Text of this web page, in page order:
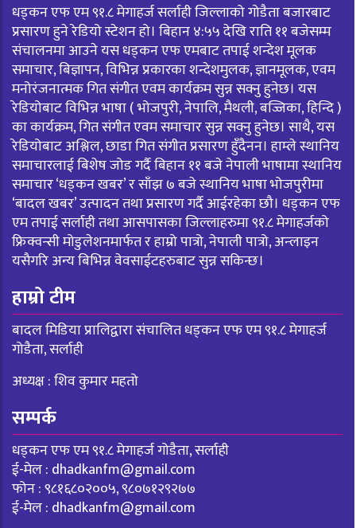
धड्कन एफ एम ९१.८ मेगाहर्ज सर्लाही जिल्लाको गोडैता बजारबाट
प्रसारण हुने रेडियो स्टेशन हो। बिहान ४:५५ देखि राति ११ बजेसम्म
संचालनमा आउने यस धड्कन एफ एमबाट तपाई शन्देश मूलक
समाचार, बिज्ञापन, विभिन्न प्रकारका शन्देशमुलक, ज्ञानमूलक, एवम
मनोरंजनात्मक गित संगीत एवम कार्यक्रम सुन्न सक्नु हुनेछ। यस
रेडियोबाट विभिन्न भाषा ( भोजपुरी, नेपालि, मैथली, बज्जिका, हिन्दि )
का कार्यक्रम, गित संगीत एवम समाचार सुन्न सक्नु हुनेछ। साथै, यस
रेडियोबाट अश्लिल, छाडा गित संगीत प्रसारण हुँदैनन। हाम्ले स्थानिय
समाचारलाई बिशेष जोड गर्दै बिहान ११ बजे नेपाली भाषामा स्थानिय
समाचार ‘धड्कन खबर’ र साँझ ७ बजे स्थानिय भाषा भोजपुरीमा
‘बादल खबर’ उत्पादन तथा प्रसारण गर्दै आईरहेका छौ। धड्कन एफ
एम तपाई सर्लाही तथा आसपासका जिल्लाहरुमा ९१.८ मेगाहर्जको
फ्रिक्वन्सी मोडुलेशनमार्फत र हाम्रो पात्रो, नेपाली पात्रो, अन्लाइन
यसैगरि अन्य बिभिन्न वेवसाईटहरुबाट सुन्न सकिन्छ।
हाम्रो टीम
बादल मिडिया प्रालिद्वारा संचालित धड्कन एफ एम ९१.८ मेगाहर्ज
गोडैता, सर्लाही
अध्यक्ष : शिव कुमार महतो
सम्पर्क
धड्कन एफ एम ९१.८ मेगाहर्ज गोडैता, सर्लाही
ई-मेल : dhadkanfm@gmail.com
फोन : ९८१६८०२००५, ९८०७१२९२७७
ई-मेल : dhadkanfm@gmail.com